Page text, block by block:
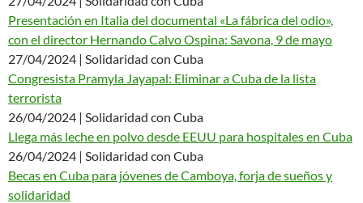
Presentación en Italia del documental «La fábrica del odio»,
con el director Hernando Calvo Ospina: Savona, 9 de mayo
27/04/2024 | Solidaridad con Cuba
Congresista Pramyla Jayapal: Eliminar a Cuba de la lista
terrorista
26/04/2024 | Solidaridad con Cuba
Llega más leche en polvo desde EEUU para hospitales en Cuba
26/04/2024 | Solidaridad con Cuba
Becas en Cuba para jóvenes de Camboya, forja de sueños y
solidaridad